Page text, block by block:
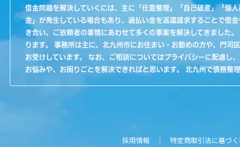
借金問題を解決していくには、主に「任意整理」「自己破産」「個
金」が発生している場合もあり、過払い金を返還請求することで借
き合い、ご依頼者の事情にあわせて多くの事案を解決してきました
ります。 事務所は主に、北九州市にお住まい・お勤めの方や、門
お受けしています。 なお、ご相談についてはプライバシーに配慮し
お悩みや、お困りごとを解決できればと思います。 北九州で債務整
採用情報 特定商取引法に基づ